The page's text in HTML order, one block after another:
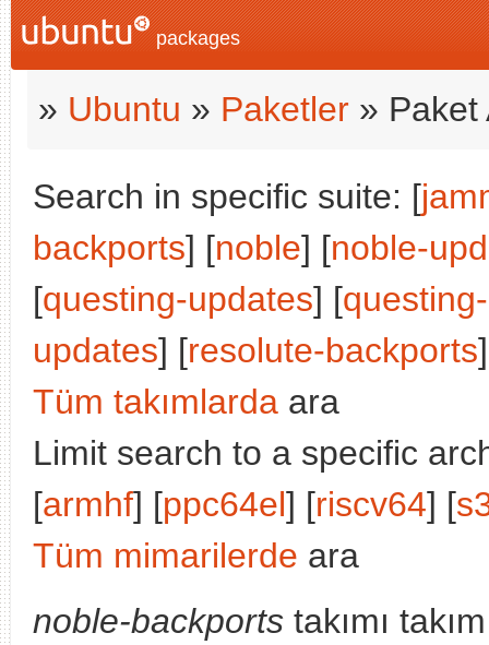
packages
» Ubuntu » Paketler » Paket
Search in specific suite: [
backports] [noble] [noble-
[questing-updates] [
updates] [resolute-backports
Tüm takımlarda ara
Limit search to a specific
[armhf] [ppc64el] [riscv64] [
Tüm mimarilerde ara
noble-backports takımı